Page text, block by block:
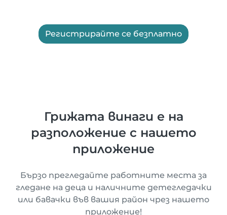
Регистрирайте се безплатно
Грижата винаги е на
разположение с нашето
приложение
Бързо прегледайте работните места за
гледане на деца и наличните детегледачки
или бавачки във вашия район чрез нашето
приложение!